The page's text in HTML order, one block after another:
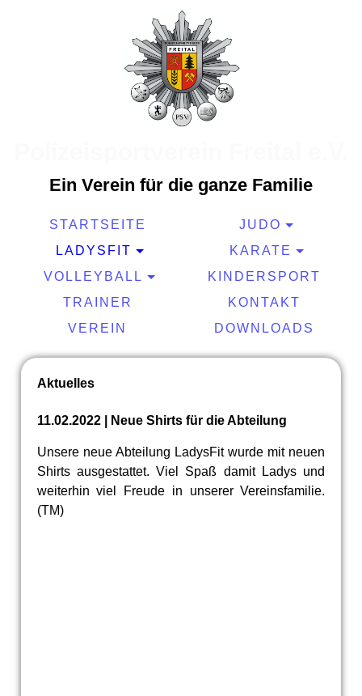
Ein Verein für die ganze Familie
STARTSEITE
JUDO
LADYSFIT
KARATE
VOLLEYBALL
KINDERSPORT
TRAINER
KONTAKT
VEREIN
DOWNLOADS
Aktuelles
11.02.2022 | Neue Shirts für die Abteilung
Unsere neue Abteilung LadysFit wurde mit neuen
Shirts ausgestattet. Viel Spaß damit Ladys und
weiterhin viel Freude in unserer Vereinsfamilie.
(TM)